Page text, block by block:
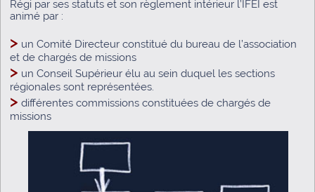
Régi par ses statuts et son règlement intérieur l’IFEI est
animé par :
> un Comité Directeur constitué du bureau de l’association
et de chargés de missions
> un Conseil Supérieur élu au sein duquel les sections
régionales sont représentées.
>différentes commissions constituées de chargés de
missions